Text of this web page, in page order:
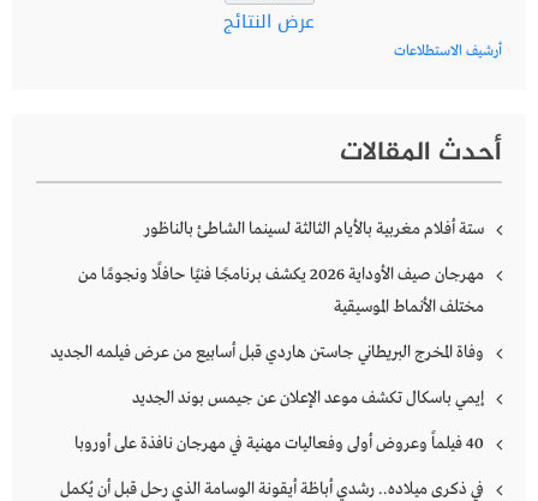
عرض النتائج
أرشيف الاستطلاعات
أحدث المقالات
ستة أفلام مغربية بالأيام الثالثة لسينما الشاطئ بالناظور
مهرجان صيف الأوداية 2026 يكشف برنامجًا فنيًا حافلًا ونجومًا من
مختلف الأنماط الموسيقية
وفاة المخرج البريطاني جاستن هاردي قبل أسابيع من عرض فيلمه الجديد
إيمي باسكال تكشف موعد الإعلان عن جيمس بوند الجديد
40 فيلماً وعروض أولى وفعاليات مهنية في مهرجان نافذة على أوروبا
في ذكرى ميلاده.. رشدي أباظة أيقونة الوسامة الذي رحل قبل أن يُكمل